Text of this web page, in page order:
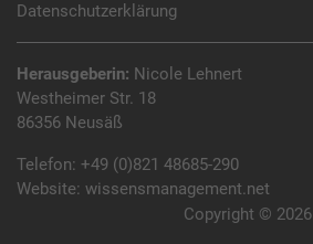
Datenschutzerklärung
Herausgeberin: Nicole Lehnert
Westheimer Str. 18
86356 Neusäß
Telefon: +49 (0)821 48685-290
Website: wissensmanagement.net
Copyright © 2026